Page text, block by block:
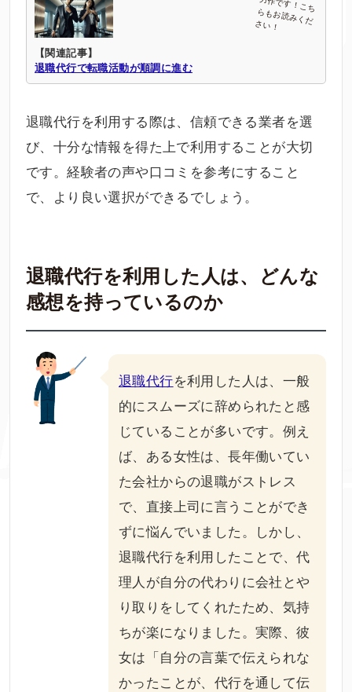
【関連記事】
退職代行で転職活動が順調に進む
退職代行を利用する際は、信頼できる業者を選
び、十分な情報を得た上で利用することが大切
です。経験者の声や口コミを参考にすること
で、より良い選択ができるでしょう。
退職代行を利用した人は、どんな
感想を持っているのか
退職代行を利用した人は、一般
的にスムーズに辞められたと感
じていることが多いです。例え
ば、ある女性は、長年働いてい
た会社からの退職がストレス
で、直接上司に言うことができ
ずに悩んでいました。しかし、
退職代行を利用したことで、代
理人が自分の代わりに会社とや
り取りをしてくれたため、気持
ちが楽になりました。実際、彼
女は「自分の言葉で伝えられな
かったことが、代行を通して伝